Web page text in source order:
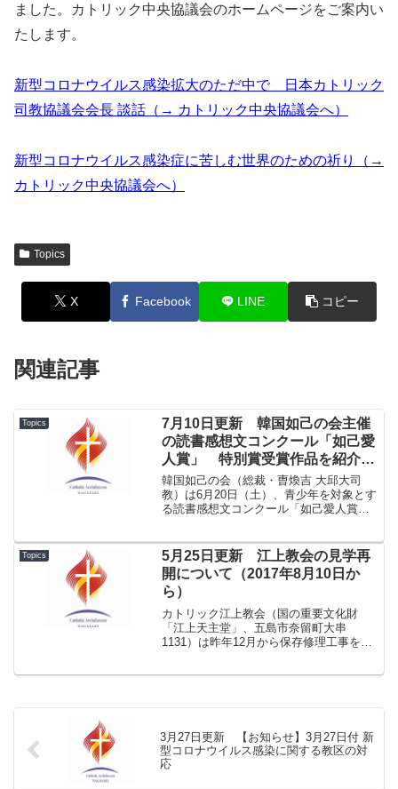
ました。カトリック中央協議会のホームページをご案内い
たします。
新型コロナウイルス感染拡大のただ中で 日本カトリック
司教協議会会長 談話（→ カトリック中央協議会へ）
新型コロナウイルス感染症に苦しむ世界のための祈り（→
カトリック中央協議会へ）
Topics
X Facebook LINE コピー
関連記事
Topics
7月10日更新 韓国如己の会主催
の読書感想文コンクール「如己愛
人賞」 特別賞受賞作品を紹介し
ます
韓国如己の会（総裁・曺煥吉 大邱大司
教）は6月20日（土）、青少年を対象とす
る読書感想文コンクール「如己愛人賞」
募には中学生の部115、高校生の部38の計
153編が寄せ...
Topics
5月25日更新 江上教会の見学再
開について（2017年8月10日か
ら）
カトリック江上教会（国の重要文化財
「江上天主堂」、五島市奈留町大串
1131）は昨年12月から保存修理工事を実
3月27日更新 【お知らせ】3月27日付 新
型コロナウイルス感染に関する教区の対
応